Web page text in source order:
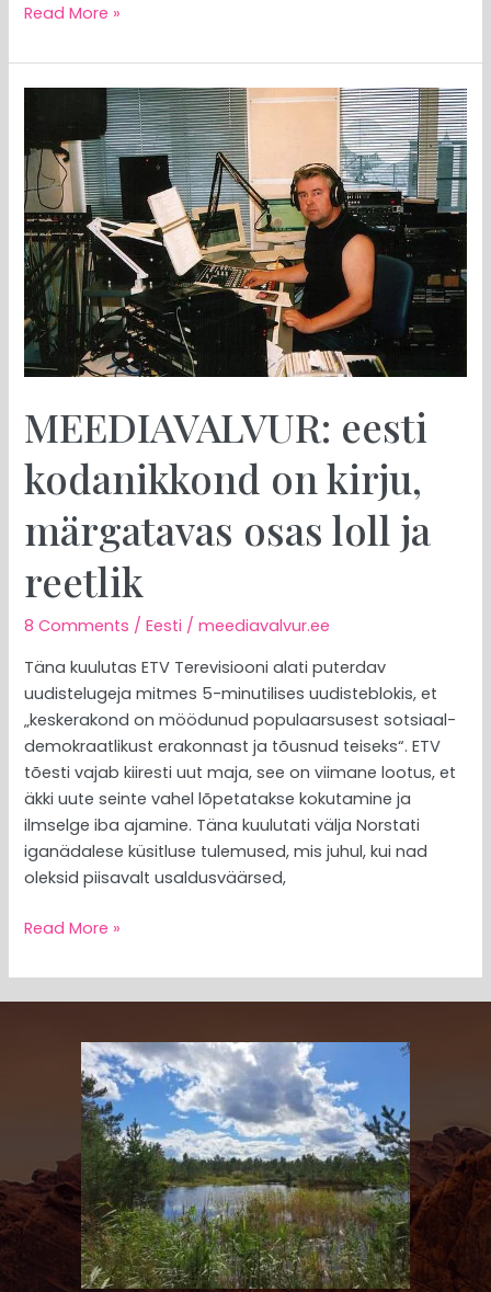
Read More »
MEEDIAVALVUR: eesti
kodanikkond on kirju,
märgatavas osas loll ja
reetlik
8 Comments /Eesti /meediavalvur.ee
Täna kuulutas ETV Terevisiooni alati puterdav
uudistelugeja mitmes 5-minutilises uudisteblokis, et
„keskerakond on möödunud populaarsusest sotsiaal-
demokraatlikust erakonnast ja tõusnud teiseks“. ETV
tõesti vajab kiiresti uut maja, see on viimane lootus, et
äkki uute seinte vahel lõpetatakse kokutamine ja
ilmselge iba ajamine. Täna kuulutati välja Norstati
iganädalese küsitluse tulemused, mis juhul, kui nad
oleksid piisavalt usaldusväärsed,
MEEDIAVALVUR:
eesti
kodanikkond
on
kirju,
märgatavas
osas
loll
ja
reetlik
Read More »